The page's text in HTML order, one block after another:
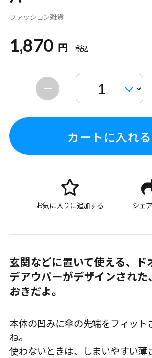
ファッション雑貨
1,870 円 税込
カートに入れる
お気に入りに追加する シェ
玄関などに置いて使える、ド
デアウパーがデザインされた
おきだよ。
本体の凹みに傘の先端をフィット
ね。
使わないときは、しまいやすい薄